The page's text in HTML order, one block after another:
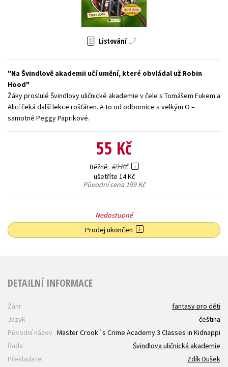
Zahraniční literatura
Všechny tituly
Listování
Na Švindlově akademii učí umění, které obvládal už Robin
Hood
Žáky proslulé Švindlovy uličnické akademie v čele s Tomášem Fukem a
Alicí čeká další lekce rošťáren. A to od odbornice s velkým O –
samotné Peggy Paprikové.
55 Kč
Běžně 69 Kč
ušetříte 14 Kč
Původní cena199 Kč
Nedostupné
Prodej ukončen
DETAILNÍ INFORMACE
Žánr
fantasy pro děti
Jazyk
čeština
Původní název Master Crook´s Crime Academy 3 Classes in Kidnappi
Řada
Švindlova uličnická akademie
Překladatel
Zdík Dušek